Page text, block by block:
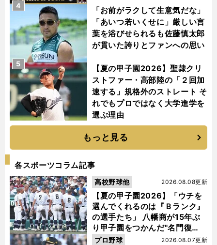
「お前がラクして生意気だな」
「あいつ若いくせに」厳しい言
葉を浴びせられるも佐藤慎太郎
が貫いた誇りとファンへの思い
4
【夏の甲子園2026】聖隷クリ
ストファー・高部陸の「２回加
速する」規格外のストレート そ
れでもプロではなく大学進学を
選ぶ理由
5
もっと見る
各スポーツコラム記事
【夏の甲子園2026】「ウチを
選んでくれるのは『Ｂランク』
の選手たち」 八幡商が15年ぶ
り甲子園をつかんだ"名門復
活"の舞台裏
2026.08.08更新
高校野球他
2026.08.07更新
プロ野球